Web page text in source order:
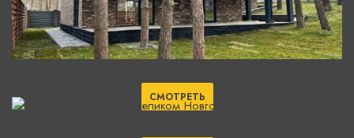
СМОТРЕТЬ